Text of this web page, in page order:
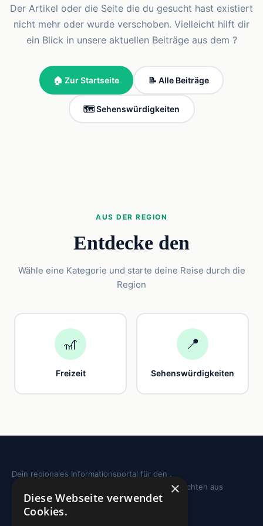
Der Artikel oder die Seite die du gesucht hast existiert
nicht mehr oder wurde verschoben. Vielleicht hilft dir
ein Blick in unsere aktuellen Beiträge aus dem ?
🏠 Zur Startseite 📝 Alle Beiträge
🗺️ Sehenswürdigkeiten
AUS DER REGION
Entdecke den
Wähle eine Kategorie und starte deine Reise durch die
Region
🎢
Freizeit
📍
Sehenswürdigkeiten
Dein regionales Informationsportal für den .
Sehenswürdigkeiten, Ausflugstipps und Geschichten aus
deiner Region.
×
Diese Webseite verwendet
Cookies.